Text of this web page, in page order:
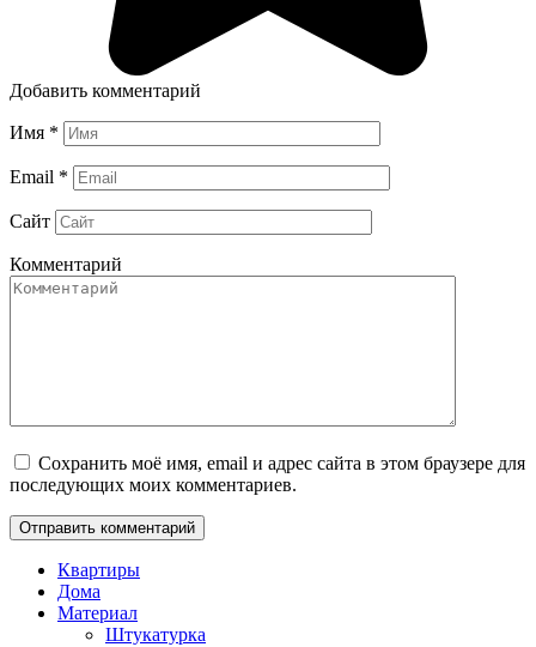
Добавить комментарий
Имя *
Email *
Сайт
Комментарий
Сохранить моё имя, email и адрес сайта в этом браузере для
последующих моих комментариев.
Квартиры
Дома
Материал
Штукатурка